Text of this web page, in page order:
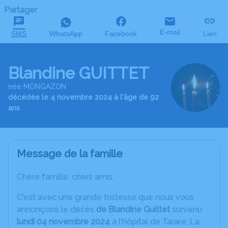
Partager
SMS WhatsApp Facebook E-mail Lien
Blandine GUITTET
née MONGAZON
décédée le 4 novembre 2024 à l'âge de 92
ans
Message de la famille
Chère famille, chers amis,
C'est avec une grande tristesse que nous vous
annonçons le décès de Blandine Guittet survenu
lundi 04 novembre 2024 à l'hôpital de Tarare. La